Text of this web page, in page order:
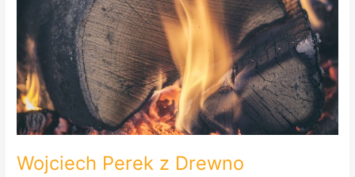
Wojciech Perek z Drewno
Pozytywni
RadioPraga.pl